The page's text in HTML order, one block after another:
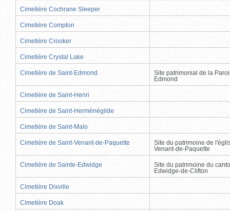
Cimetière Cochrane Sleeper
Cimetière Compton
Cimetière Crooker
Cimetière Crystal Lake
Cimetière de Saint-Edmond
Site patrimonial de la
Edmond
Cimetière de Saint-Henri
Cimetière de Saint-Herménégilde
Cimetière de Saint-Malo
Cimetière de Saint-Venant-de-Paquette
Site du patrimoine de
Venant-de-Paquette
Cimetière de Sainte-Edwidge
Site du patrimoine du
Edwidge-de-Clifton
Cimetière Dixville
Cimetière Doak